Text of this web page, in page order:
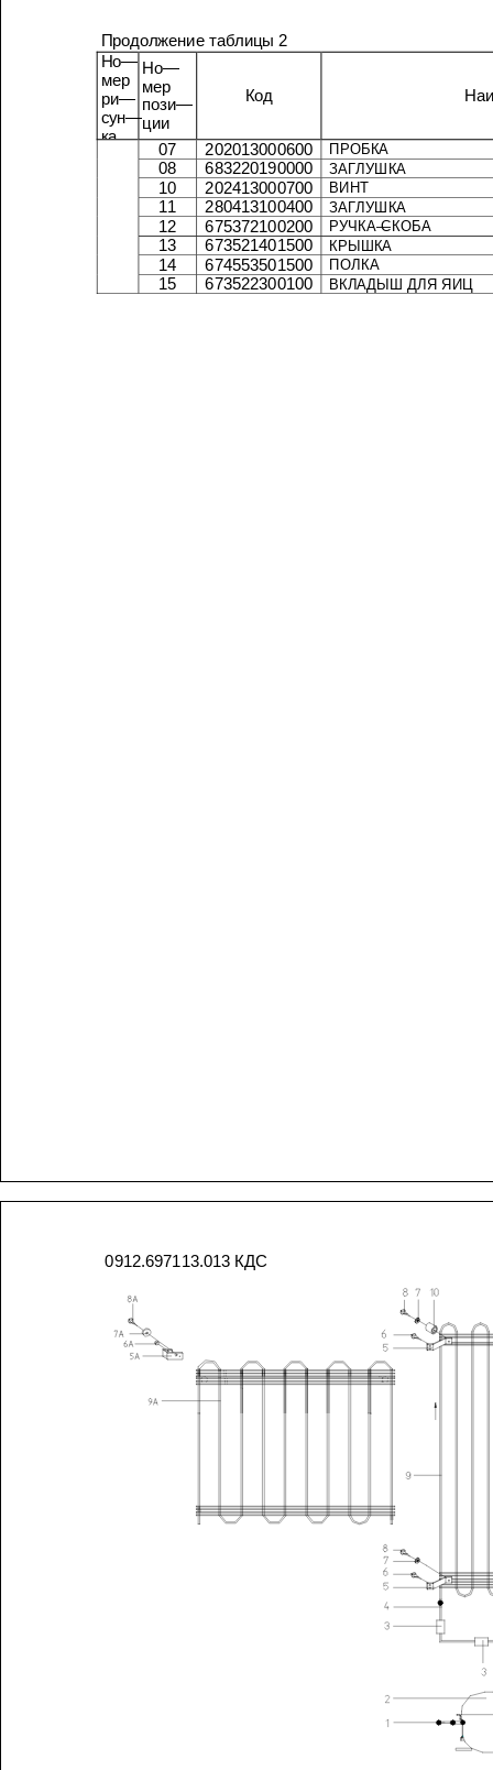
Продолжение таблицы 2
Но—
мер
ри—
сун—
ка
Но—
мер
пози—
ции
Код
07 202013000600 ПРОБКА
08 683220190000 ЗАГЛУШКА
10 202413000700 ВИНТ
11 280413100400 ЗАГЛУШКА
12 675372100200 РУЧКА— СКОБА
13 673521401500 КРЫШКА
14 674553501500 ПОЛКА
15 673522300100 ВКЛАДЫШ ДЛЯ ЯИЦ
0912.697113.013 КДС